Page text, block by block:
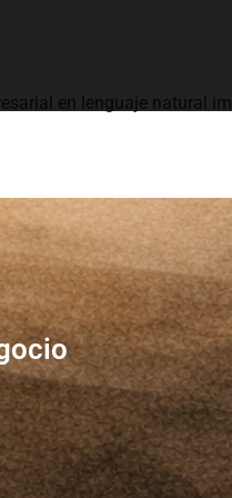
en lenguaje natural